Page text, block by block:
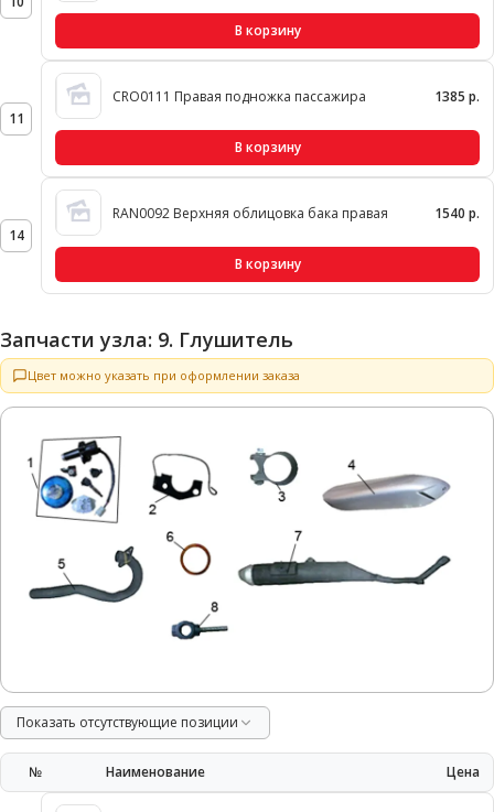
В корзину
11
CRO0111 Правая подножка пассажира 1385 р.
В корзину
14
RAN0092 Верхняя облицовка бака правая 1540 р.
В корзину
Запчасти узла: 9. Глушитель
Цвет можно указать при оформлении заказа
Показать отсутствующие позиции
№ Наименование Цена